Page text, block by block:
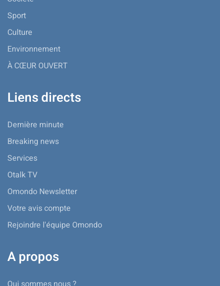
Sport
Culture
Environnement
À CŒUR OUVERT
Liens directs
Dernière minute
Breaking news
Services
Otalk TV
Omondo Newsletter
Votre avis compte
Rejoindre l'équipe Omondo
A propos